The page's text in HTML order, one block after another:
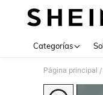
Categorías
Página principal /